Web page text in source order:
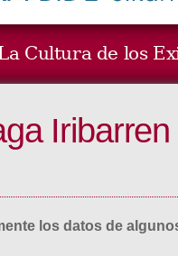
Cultura de los
los datos de